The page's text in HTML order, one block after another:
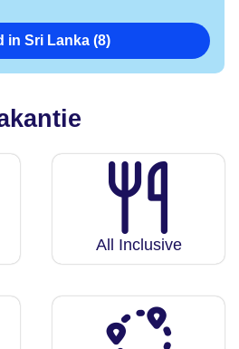
in Sri Lanka (8)
All Inclusive